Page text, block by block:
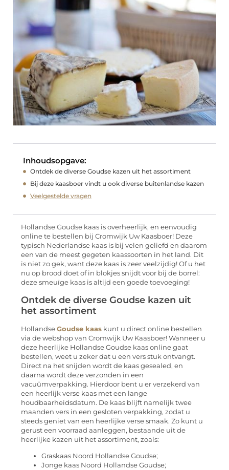
Inhoudsopgave:
Ontdek de diverse Goudse kazen uit het assortiment
Bij deze kaasboer vindt u ook diverse buitenlandse kazen
Veelgestelde vragen
Hollandse Goudse kaas is overheerlijk, en eenvoudig
online te bestellen bij Cromwijk Uw Kaasboer! Deze
typisch Nederlandse kaas is bij velen geliefd en daarom
een van de meest gegeten kaassoorten in het land. Dit
is niet zo gek, want deze kaas is zeer veelzijdig! Of u het
nu op brood doet of in blokjes snijdt voor bij de borrel:
deze smeuïge kaas is altijd een goede toevoeging!
Ontdek de diverse Goudse kazen uit
het assortiment
Hollandse Goudse kaas kunt u direct online bestellen
via de webshop van Cromwijk Uw Kaasboer! Wanneer u
deze heerlijke Hollandse Goudse kaas online gaat
bestellen, weet u zeker dat u een vers stuk ontvangt.
Direct na het snijden wordt de kaas gesealed, en
daarna wordt deze verzonden in een
vacuümverpakking. Hierdoor bent u er verzekerd van
een heerlijk verse kaas met een lange
houdbaarheidsdatum. De kaas blijft namelijk twee
maanden vers in een gesloten verpakking, zodat u
steeds geniet van een heerlijke verse smaak. Zo kunt u
gerust een voorraad aanleggen, bestaande uit de
heerlijke kazen uit het assortiment, zoals:
Graskaas Noord Hollandse Goudse;
Jonge kaas Noord Hollandse Goudse;